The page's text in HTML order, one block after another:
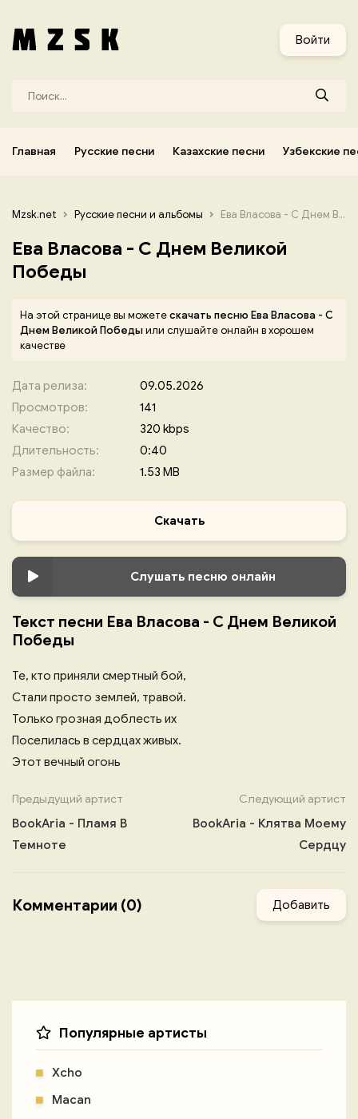
Войти
Главная Русские песни Казахские песни Узбекские
Mzsk.net Русские песни и альбомы Ева Власова - С Днем Великой Победы
Ева Власова - С Днем Великой
Победы
На этой странице вы можетескачать песню Ева Власова - С
Днем Великой Победыили слушайте онлайн в хорошем
качестве
Дата релиза:
09.05.2026
Просмотров:
141
Качество:
320 kbps
Длительность:
0:40
Размер файла:
1.53 MB
Скачать
Слушать песню онлайн
Текст песни Ева Власова - С Днем Великой
Победы
Те, кто приняли смертный бой,
Стали просто землей, травой.
Только грозная доблесть их
Поселилась в сердцах живых.
Этот вечный огонь
Предыдущий артист
BookAria - Пламя В
Темноте
Следующий артист
BookAria - Клятва Моему
Сердцу
Комментарии (0) Добавить
Популярные артисты
Xcho
Macan
Узбекские песни Корейские песни